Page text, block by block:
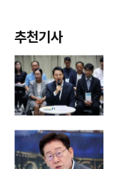
추천기사